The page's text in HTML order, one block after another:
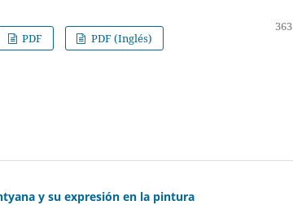
363
PDF PDF (Inglés)
y su expresión en la pintura